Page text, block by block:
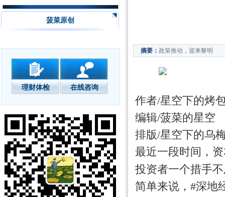
菠菜原创
理财体检 在线咨询
摘要： 政策推动，迎来黎明
作者/星空下的烤
编辑/菠菜的星空
排版/星空下的乌
最近一段时间，
投资者一个措手
简单来说，#深地